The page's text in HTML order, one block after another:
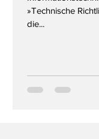
»Technische
die...